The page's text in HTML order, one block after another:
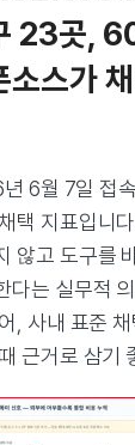
23곳,
소스가 채
6월 7일 접
택 지표입니
않고 도구를
다는 실무적
, 사내 표준
근거로 삼기